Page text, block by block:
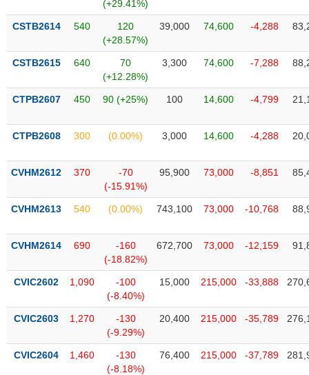
(+29.41%)
CSTB2614 540
120
(+28.57%)
39,000 74,600 -4,288
CSTB2615 640
70
(+12.28%)
3,300 74,600 -7,288
CTPB2607 450 90 (+25%) 100 14,600 -4,799
CTPB2608 300 (0.00%) 3,000 14,600 -4,288
CVHM2612 370
-70
(-15.91%)
95,900 73,000 -8,851
CVHM2613 540 (0.00%) 743,100 73,000 -10,768
CVHM2614 690
-160
(-18.82%)
672,700 73,000 -12,159
CVIC2602 1,090
-100
(-8.40%)
15,000 215,000 -33,888
CVIC2603 1,270
-130
(-9.29%)
20,400 215,000 -35,789
CVIC2604 1,460
-130
(-8.18%)
76,400 215,000 -37,789
Tin
tức
của
giả
(-)
phân
tích
Thuật
ngữ
vụ
(-)